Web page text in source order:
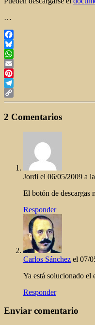
…
Facebook
Bluesky
WhatsApp
Email
Pinterest
Telegram
Copy
Link
2 Comentarios
Jordi el 06/05/2009 a
El botón de descargas
Responder
Carlos Sánchez el 07/
Ya está solucionado el
Responder
Enviar comentario